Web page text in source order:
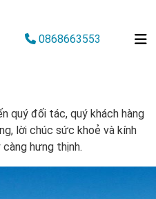
0868663553
quý đối tác, quý khách hàng
lời chúc sức khoẻ và kính
hưng thịnh.